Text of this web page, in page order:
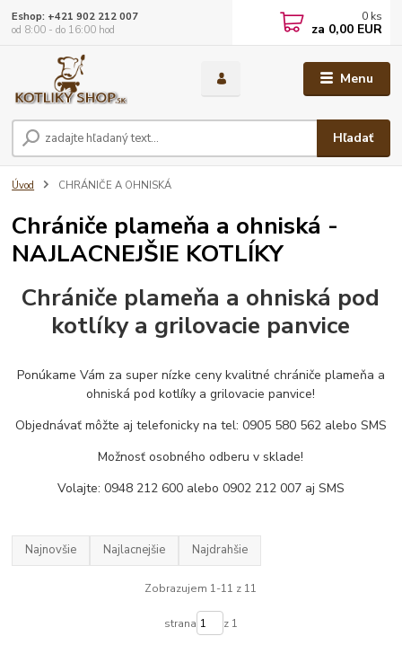
Menu
Hľadať
Eshop: +421 902 212 007
od 8:00 - do 16:00 hod
0 ks
za 0,00 EUR
Úvod CHRÁNIČE A OHNISKÁ
Chrániče plameňa a ohniská -
NAJLACNEJŠIE KOTLÍKY
Chrániče plameňa a ohniská pod
kotlíky a grilovacie panvice
Ponúkame Vám za super nízke ceny kvalitné chrániče plameňa a
ohniská pod kotlíky a grilovacie panvice!
Objednávať môžte aj telefonicky na tel: 0905 580 562 alebo SMS
Možnosť osobného odberu v sklade!
Volajte: 0948 212 600 alebo 0902 212 007 aj SMS
Najnovšie Najlacnejšie Najdrahšie
Zobrazujem 1-11 z 11
strana z 1